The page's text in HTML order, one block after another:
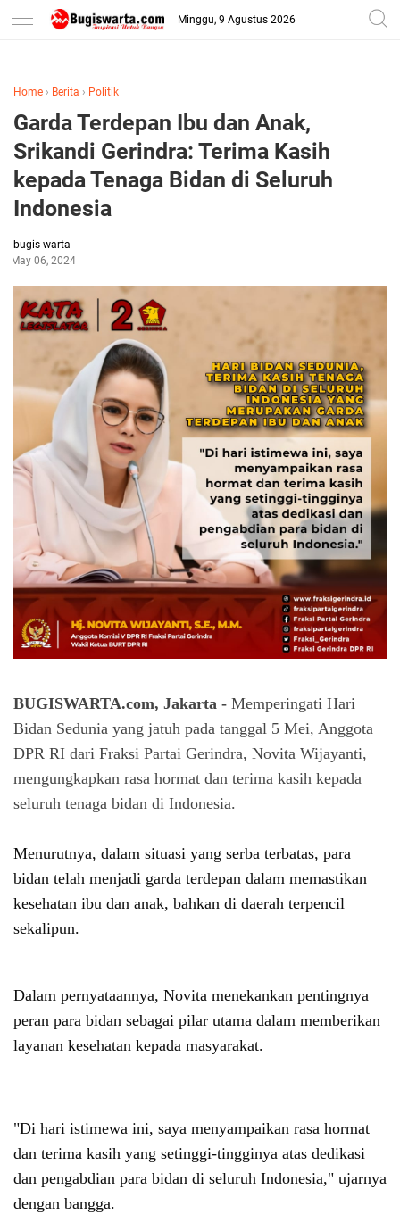
-->
Minggu, 9 Agustus 2026
Home › Berita › Politik
Garda Terdepan Ibu dan Anak,
Srikandi Gerindra: Terima Kasih
kepada Tenaga Bidan di Seluruh
Indonesia
bugis warta
May 06, 2024
BUGISWARTA.com, Jakarta - Memperingati Hari
Bidan Sedunia yang jatuh pada tanggal 5 Mei, Anggota
DPR RI dari Fraksi Partai Gerindra, Novita Wijayanti,
mengungkapkan rasa hormat dan terima kasih kepada
seluruh tenaga bidan di Indonesia.
Menurutnya, dalam situasi yang serba terbatas, para
bidan telah menjadi garda terdepan dalam memastikan
kesehatan ibu dan anak, bahkan di daerah terpencil
sekalipun.
Dalam pernyataannya, Novita menekankan pentingnya
peran para bidan sebagai pilar utama dalam memberikan
layanan kesehatan kepada masyarakat.
"Di hari istimewa ini, saya menyampaikan rasa hormat
dan terima kasih yang setinggi-tingginya atas dedikasi
dan pengabdian para bidan di seluruh Indonesia," ujarnya
dengan bangga.